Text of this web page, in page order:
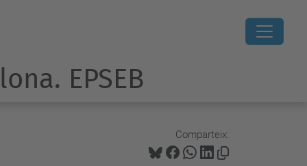
EPSEB
Comparteix: